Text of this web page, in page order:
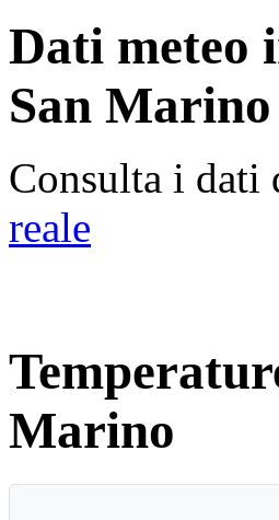
Dati meteo
San
Consulta i
reale
Marino